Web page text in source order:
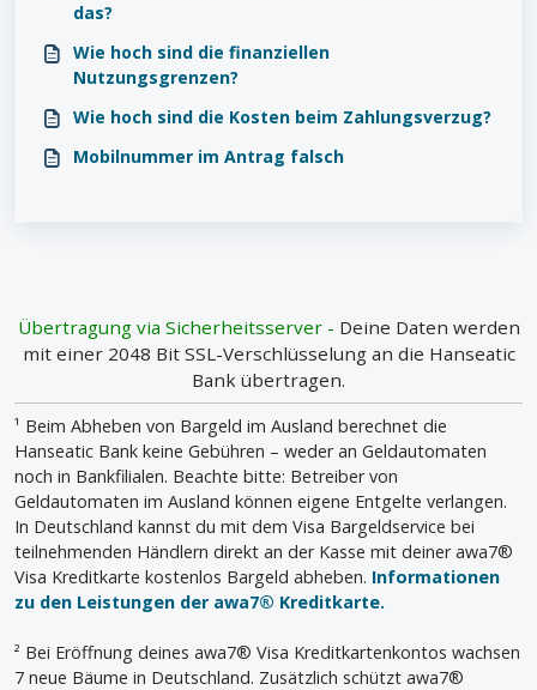
das?
Wie hoch sind die finanziellen
Nutzungsgrenzen?
Wie hoch sind die Kosten beim Zahlungsverzug?
Mobilnummer im Antrag falsch
Übertragung via Sicherheitsserver - Deine Daten werden
mit einer 2048 Bit SSL-Verschlüsselung an die Hanseatic
Bank übertragen.
¹ Beim Abheben von Bargeld im Ausland berechnet die
Hanseatic Bank keine Gebühren – weder an Geldautomaten
noch in Bankfilialen. Beachte bitte: Betreiber von
Geldautomaten im Ausland können eigene Entgelte verlangen.
In Deutschland kannst du mit dem Visa Bargeldservice bei
teilnehmenden Händlern direkt an der Kasse mit deiner awa7®
Visa Kreditkarte kostenlos Bargeld abheben. Informationen
zu den Leistungen der awa7® Kreditkarte.
² Bei Eröffnung deines awa7® Visa Kreditkartenkontos wachsen
7 neue Bäume in Deutschland. Zusätzlich schützt awa7®